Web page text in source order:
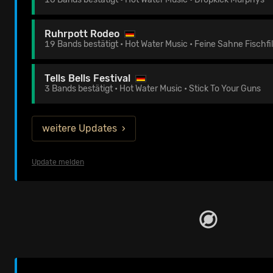
Ruhrpott Rodeo
19 Bands bestätigt • Hot Water Music • Feine Sahne
Tells Bells Festival
3 Bands bestätigt • Hot Water Music • Stick To Your Guns
weitere Updates
Update melden